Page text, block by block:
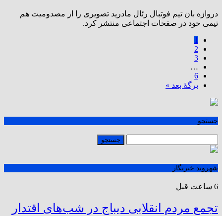
دروازه بان تیم فوتبال رئال مادرید تصویری را از مصدومیت هم
تیمی خود در صفحات اجتماعی منتشر کرد.
1
2
3
…
6
برگهٔ بعد »
جستجو
شهروند خبرنگار
6 ساعت قبل
تجمع مردم انقلابی دیباج در شب‌های اقتدار